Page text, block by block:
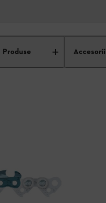
Produse Accesorii